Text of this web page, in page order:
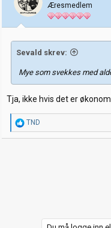
Æresmedlem
Sevald skrev:
Mye som svekkes med
Tja, ikke hvis det er
R
e
a
TND